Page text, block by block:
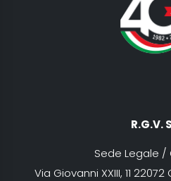
R.G.V.
Sede Legale /
Via Giovanni XXIII, 11